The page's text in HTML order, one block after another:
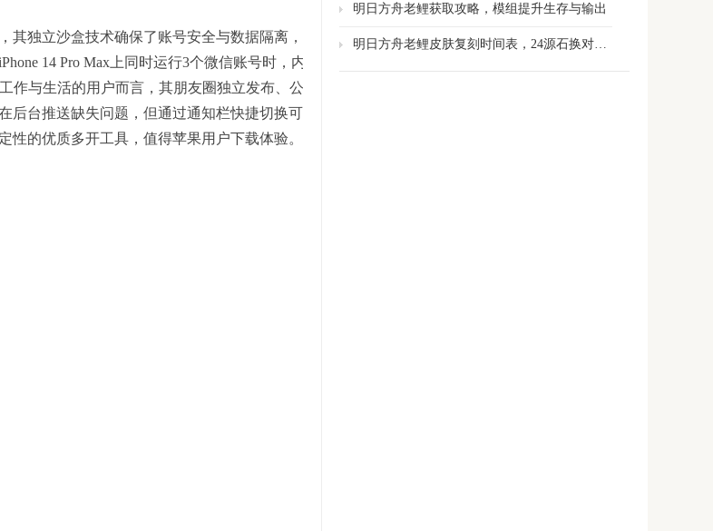
独立沙盒技术确保了账号安全与数据隔离，
14 Pro Max上同时运行3个微信账号时，内
作与生活的用户而言，其朋友圈独立发布、公
后台推送缺失问题，但通过通知栏快捷切换可
的优质多开工具，值得苹果用户下载体验。
明日方舟老鲤获取攻略，模组提升生存与输出
明日方舟老鲤皮肤复刻时间表，24源石换对策卡全场景通吃